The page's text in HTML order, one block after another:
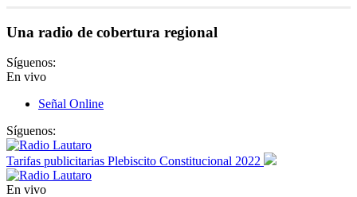
Una radio de cobertura regional
Síguenos:
En vivo
Señal Online
Síguenos:
Tarifas publicitarias Plebiscito Constitucional 2022
En vivo